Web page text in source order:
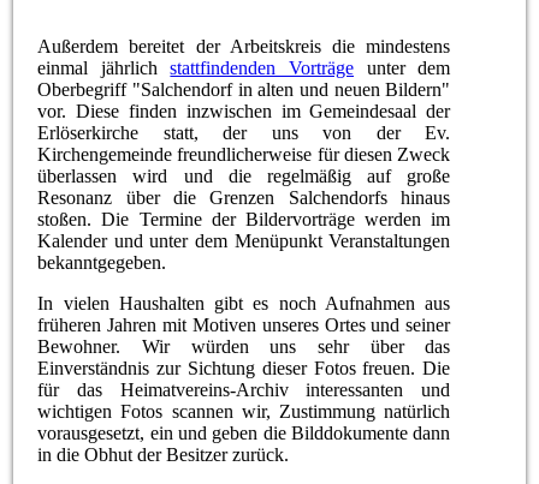
Außerdem bereitet der Arbeitskreis die mindestens
einmal jährlichstattfindenden Vorträge unter dem
Oberbegriff "Salchendorf in alten und neuen Bildern"
vor. Diese finden inzwischen im Gemeindesaal der
Erlöserkirche statt, der uns von der Ev.
Kirchengemeinde freundlicherweise für diesen Zweck
überlassen wird und die regelmäßig auf große
Resonanz über die Grenzen Salchendorfs hinaus
stoßen. Die Termine der Bildervorträge werden im
Kalender und unter dem Menüpunkt Veranstaltungen
bekanntgegeben.
In vielen Haushalten gibt es noch Aufnahmen aus
früheren Jahren mit Motiven unseres Ortes und seiner
Bewohner. Wir würden uns sehr über das
Einverständnis zur Sichtung dieser Fotos freuen. Die
für das Heimatvereins-Archiv interessanten und
wichtigen Fotos scannen wir, Zustimmung natürlich
vorausgesetzt, ein und geben die Bilddokumente dann
in die Obhut der Besitzer zurück.